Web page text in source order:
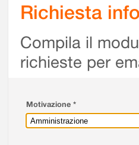
Richiesta
Compila il
richieste per
Motivazione *